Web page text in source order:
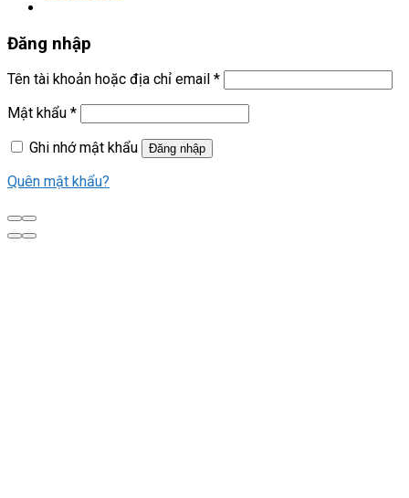
Đăng nhập
Tên tài khoản hoặc địa chỉ email *
Mật khẩu *
Ghi nhớ mật khẩu
Đăng nhập
Quên mật khẩu?